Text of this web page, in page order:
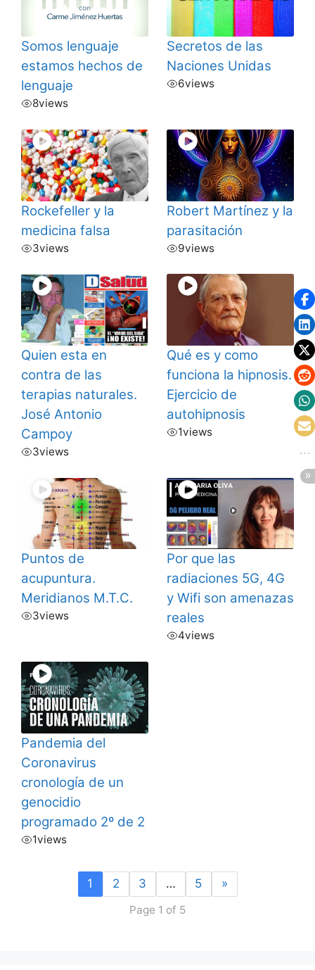
Somos lenguaje
estamos hechos de
lenguaje
8views
Secretos de las
Naciones Unidas
6views
Rockefeller y la
medicina falsa
3views
Robert Martínez y la
parasitación
9views
Quien esta en
contra de las
terapias naturales.
José Antonio
Campoy
3views
Qué es y como
funciona la hipnosis.
Ejercicio de
autohipnosis
1views
Puntos de
acupuntura.
Meridianos M.T.C.
3views
Por que las
radiaciones 5G, 4G
y Wifi son amenazas
reales
4views
Pandemia del
Coronavirus
cronología de un
genocidio
programado 2º de 2
1views
1 2 3 … 5 »
Page 1 of 5